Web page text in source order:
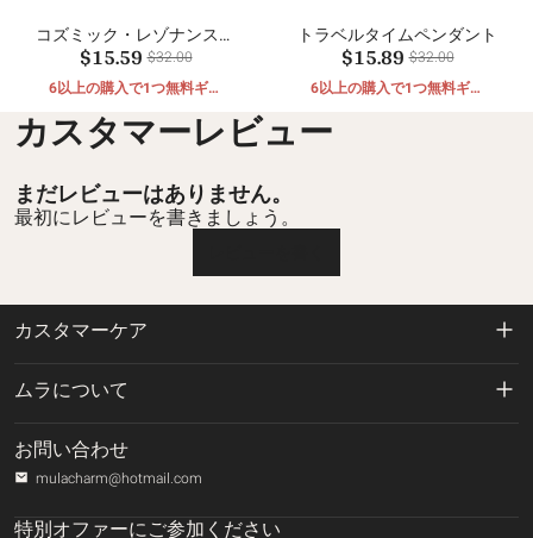
コズミック・レゾナンス・
ペンダント
$15.59 $32.00
6以上の購入で1つ無料ギフ
トラベルタイムペンダント
$15.89 $32.00
6以上の購入で1つ無料ギフ
カスタマーレビュー
まだレビューはありません。
最初にレビューを書きましょう。
カスタマーケア
プライバシーポリシー
利用規約
ムラについて
ご注文の追跡
お問い合わせ
mulacharm@hotmail.com
特別オファーにご参加ください